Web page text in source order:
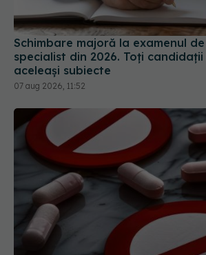
Schimbare majoră la examenul
specialist din 2026. Toți
aceleași subiecte
07 aug 2026, 11:52